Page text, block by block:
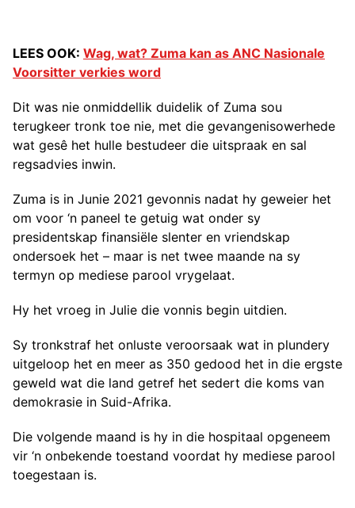
LEES OOK: Wag, wat? Zuma kan as ANC Nasionale
Voorsitter verkies word
Dit was nie onmiddellik duidelik of Zuma sou
terugkeer tronk toe nie, met die gevangenisowerhede
wat gesê het hulle bestudeer die uitspraak en sal
regsadvies inwin.
Zuma is in Junie 2021 gevonnis nadat hy geweier het
om voor ‘n paneel te getuig wat onder sy
presidentskap finansiële slenter en vriendskap
ondersoek het – maar is net twee maande na sy
termyn op mediese parool vrygelaat.
Hy het vroeg in Julie die vonnis begin uitdien.
Sy tronkstraf het onluste veroorsaak wat in plundery
uitgeloop het en meer as 350 gedood het in die ergste
geweld wat die land getref het sedert die koms van
demokrasie in Suid-Afrika.
Die volgende maand is hy in die hospitaal opgeneem
vir ‘n onbekende toestand voordat hy mediese parool
toegestaan is.